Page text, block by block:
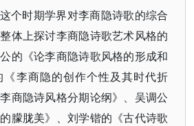
个时期学界对李商隐诗歌的综合
体上探讨李商隐诗歌艺术风格的
的《论李商隐诗歌风格的形成和
李商隐的创作个性及其时代折
商隐诗风格分期论纲》、吴调公
朦胧美》、刘学锴的《古代诗歌